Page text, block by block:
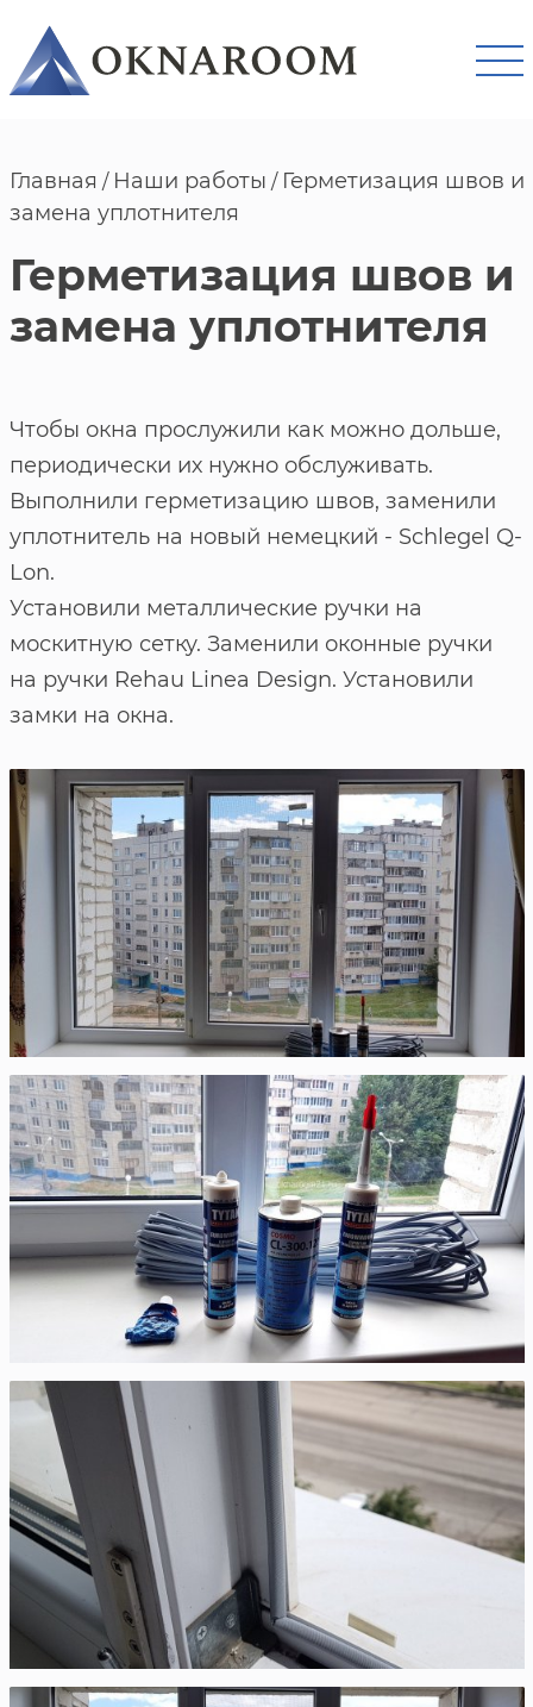
Главная / Наши работы / Герметизация швов и
замена уплотнителя
Герметизация швов и
замена уплотнителя
Чтобы окна прослужили как можно дольше,
периодически их нужно обслуживать.
Выполнили герметизацию швов, заменили
уплотнитель на новый немецкий - Schlegel Q-
Lon.
Установили металлические ручки на
москитную сетку. Заменили оконные ручки
на ручки Rehau Linea Design. Установили
замки на окна.